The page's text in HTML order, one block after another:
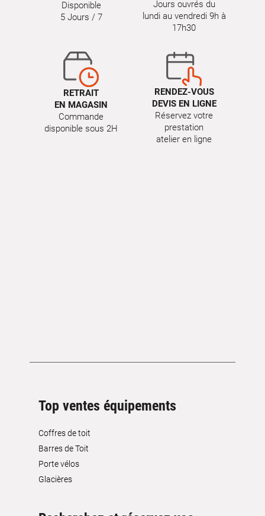
Disponible
5 Jours / 7
Jours ouvrés du
lundi au vendredi 9h à
17h30
RETRAIT
EN MAGASIN
Commande
disponible sous 2H
RENDEZ-VOUS
DEVIS EN LIGNE
Réservez votre
prestation
atelier en ligne
Top ventes équipements
Coffres de toit
Barres de Toit
Porte vélos
Glacières